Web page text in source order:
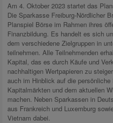
Am 4. Oktober 2023 startet das
Die Sparkasse Freiburg-Nördlicher
Planspiel Börse im Rahmen ihres
Finanzbildung. Es handelt es sich
dem verschiedene Zielgruppen in
teilnehmen. Alle Teilnehmenden
Kapital, das es durch Käufe und
nachhaltigen Wertpapieren zu
auch im Hinblick auf die
Kapitalmärkten und dem aktuellen
machen. Neben Sparkassen in
aus Frankreich und Luxemburg
Vietnam dabei.